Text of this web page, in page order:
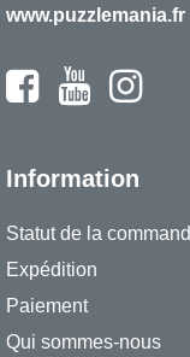
www.puzzlemania.fr
Information
Statut de la
Expédition
Paiement
Qui sommes-nous